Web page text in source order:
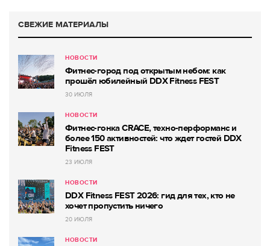
СВЕЖИЕ МАТЕРИАЛЫ
НОВОСТИ
Фитнес-город под открытым небом: как
прошёл юбилейный DDX Fitness FEST
30 ИЮЛЯ
НОВОСТИ
Фитнес-гонка CRACE, техно-перформанс и
более 150 активностей: что ждет гостей DDX
Fitness FEST
23 ИЮЛЯ
НОВОСТИ
DDX Fitness FEST 2026: гид для тех, кто не
хочет пропустить ничего
20 ИЮЛЯ
НОВОСТИ